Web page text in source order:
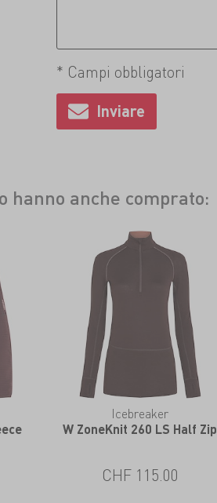
* Campi obbligatori
hanno anche comprato:
Icebreaker
W ZoneKnit 260 LS Half Zip
CHF 115.00